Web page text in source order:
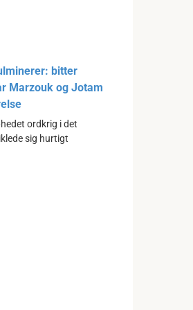
bitter
Marzouk og Jotam
ordkrig i det
sig hurtigt